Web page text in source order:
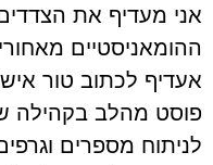
אני מעדיף את
ההומאניסטיים
אעדיף לכתוב טור
פוסט מהלב בקהילה
לניתוח מספרים